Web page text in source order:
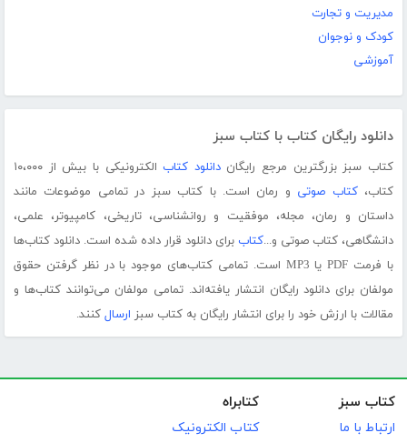
مدیریت و تجارت
کودک و نوجوان
آموزشی
دانلود رایگان کتاب با کتاب سبز
کتاب سبز بزرگترین مرجع رایگاندانلود کتاب
الکترونیکی با بیش از ۱۰،۰۰۰
کتاب،کتاب صوتی و رمان است. با کتاب سبز در تمامی موضوعات مانند
داستان و رمان، مجله، موفقیت و روانشناسی، تاریخی، کامپیوتر، علمی،
دانشگاهی، کتاب صوتی و...کتاب برای دانلود قرار داده شده است. دانلود کتاب‌ها
با فرمت PDF یا MP3 است. تمامی کتاب‌های موجود با در نظر گرفتن حقوق
مولفان برای دانلود رایگان انتشار یافته‌اند. تمامی مولفان می‌توانند کتاب‌ها و
مقالات با ارزش خود را برای انتشار رایگان به کتاب سبز ارسال کنند.
کتاب سبز
ارتباط با ما
کتابراه
کتاب الکترونیک